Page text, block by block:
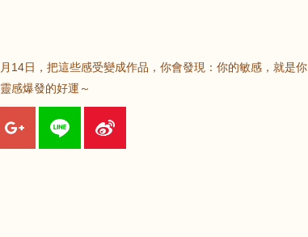
14日，把這些感受變成作品，你會發現：你的敏感，就是你
感爆發的好運～